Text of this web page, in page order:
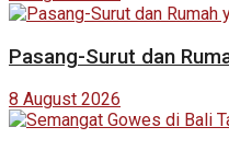
Pasang-Surut dan
8 August 2026